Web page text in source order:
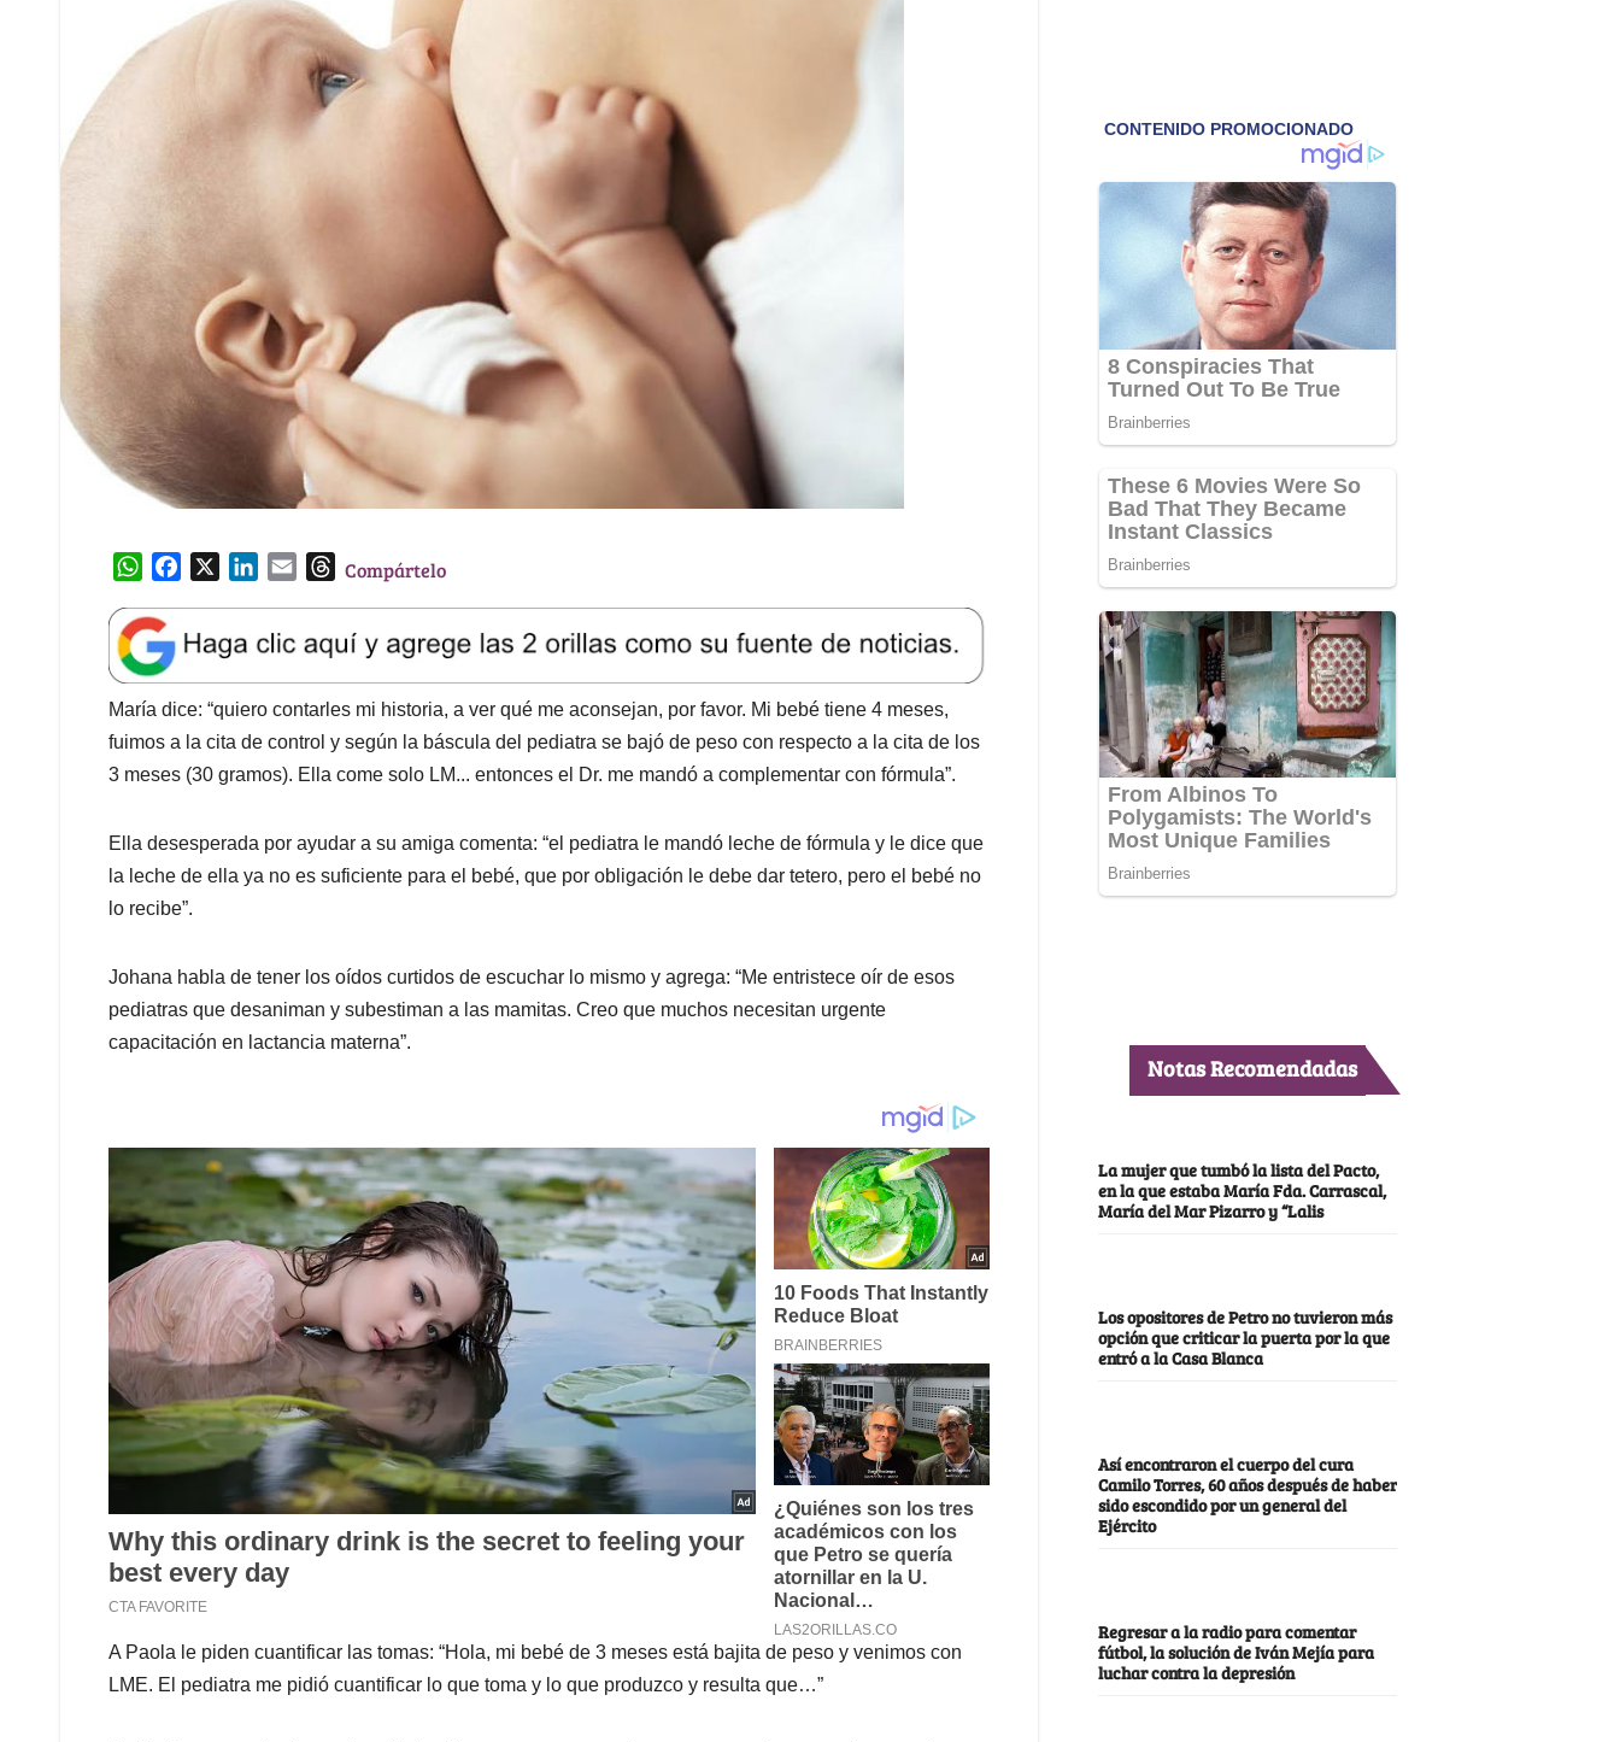
W
a
t
s
A
p
p
e
b
o
o
k
k
e
d
I
n
l
T
e
a
d
s
Compártelo
María dice: “quiero contarles mi historia, a ver qué me aconsejan, por favor. Mi bebé tiene 4 meses,
fuimos a la cita de control y según la báscula del pediatra se bajó de peso con respecto a la cita de los
3 meses (30 gramos). Ella come solo LM... entonces el Dr. me mandó a complementar con fórmula”.
Ella desesperada por ayudar a su amiga comenta: “el pediatra le mandó leche de fórmula y le dice que
la leche de ella ya no es suficiente para el bebé, que por obligación le debe dar tetero, pero el bebé no
lo recibe”.
Johana habla de tener los oídos curtidos de escuchar lo mismo y agrega: “Me entristece oír de esos
pediatras que desaniman y subestiman a las mamitas. Creo que muchos necesitan urgente
capacitación en lactancia materna”.
A Paola le piden cuantificar las tomas: “Hola, mi bebé de 3 meses está bajita de peso y venimos con
LME. El pediatra me pidió cuantificar lo que toma y lo que produzco y resulta que…”
Notas Recomendadas
La mujer que tumbó la lista del Pacto,
en la que estaba María Fda. Carrascal,
María del Mar Pizarro y “Lalis
Los opositores de Petro no tuvieron más
opción que criticar la puerta por la que
entró a la Casa Blanca
Así encontraron el cuerpo del cura
Camilo Torres, 60 años después de haber
sido escondido por un general del
Ejército
Regresar a la radio para comentar
fútbol, la solución de Iván Mejía para
luchar contra la depresión